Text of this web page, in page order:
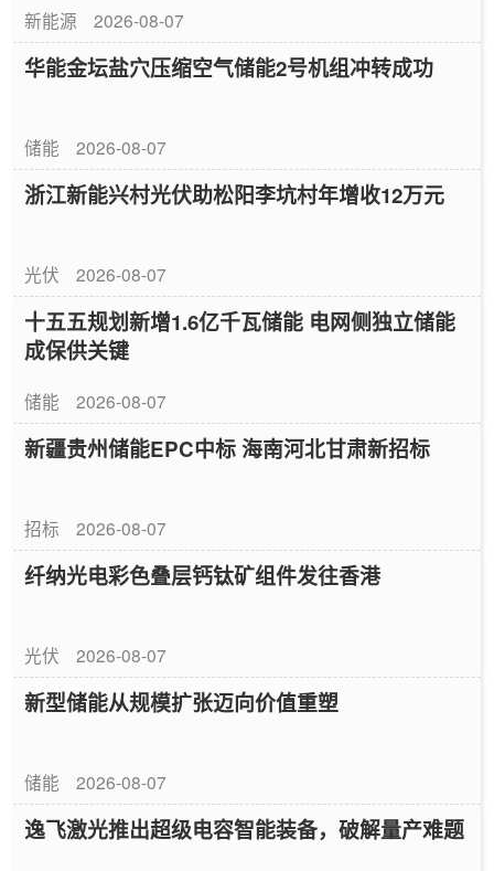
新能源 2026-08-07
华能金坛盐穴压缩空气储能2号机组冲转成功
储能 2026-08-07
浙江新能兴村光伏助松阳李坑村年增收12万元
光伏 2026-08-07
十五五规划新增1.6亿千瓦储能 电网侧独立储能
成保供关键
储能 2026-08-07
新疆贵州储能EPC中标 海南河北甘肃新招标
招标 2026-08-07
纤纳光电彩色叠层钙钛矿组件发往香港
光伏 2026-08-07
新型储能从规模扩张迈向价值重塑
储能 2026-08-07
逸飞激光推出超级电容智能装备，破解量产难题